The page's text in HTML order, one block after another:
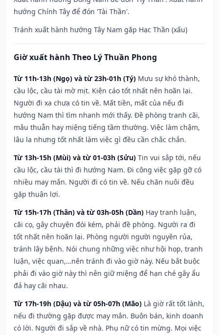
hướng Chính Tây để đón 'Tài Thần'.
Tránh xuất hành hướng Tây Nam gặp Hạc Thần (xấu)
Giờ xuất hành Theo Lý Thuần Phong
Từ 11h-13h (Ngọ) và từ 23h-01h (Tý) Mưu sự khó thành,
cầu lộc, cầu tài mờ mịt. Kiện cáo tốt nhất nên hoãn lại.
Người đi xa chưa có tin về. Mất tiền, mất của nếu đi
hướng Nam thì tìm nhanh mới thấy. Đề phòng tranh cãi,
mâu thuẫn hay miệng tiếng tầm thường. Việc làm chậm,
lâu la nhưng tốt nhất làm việc gì đều cần chắc chắn.
Từ 13h-15h (Mùi) và từ 01-03h (Sửu) Tin vui sắp tới, nếu
cầu lộc, cầu tài thì đi hướng Nam. Đi công việc gặp gỡ có
nhiều may mắn. Người đi có tin về. Nếu chăn nuôi đều
gặp thuận lợi.
Từ 15h-17h (Thân) và từ 03h-05h (Dần) Hay tranh luận,
cãi cọ, gây chuyện đói kém, phải đề phòng. Người ra đi
tốt nhất nên hoãn lại. Phòng người người nguyền rủa,
tránh lây bệnh. Nói chung những việc như hội họp, tranh
luận, việc quan,…nên tránh đi vào giờ này. Nếu bắt buộc
phải đi vào giờ này thì nên giữ miệng để hạn ché gây ẩu
đả hay cãi nhau.
Từ 17h-19h (Dậu) và từ 05h-07h (Mão) Là giờ rất tốt lành,
nếu đi thường gặp được may mắn. Buôn bán, kinh doanh
có lời. Người đi sắp về nhà. Phụ nữ có tin mừng. Mọi việc